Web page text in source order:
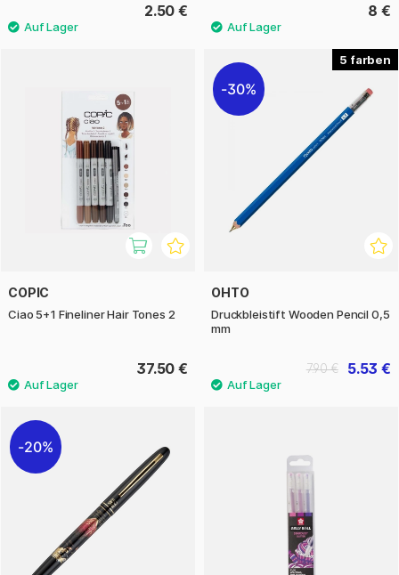
2.50 € 8 €
COPIC
Ciao 5+1 Fineliner Hair Tones 2
37.50 €
5
30%
OHTO
Druckbleistift Wooden Pencil 0,5
mm
5.53 €
7.90 €
20%